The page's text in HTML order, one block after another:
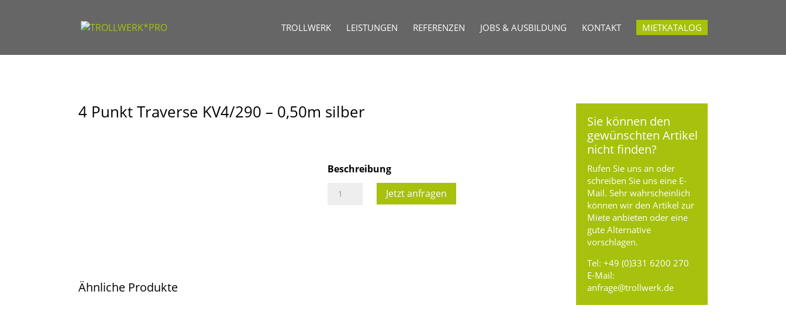
TROLLWERK LEISTUNGEN REFERENZEN JOBS & AUSBILDUNG KONTAKT MIETKATALOG
4 Punkt Traverse KV4/290 – 0,50m silber
Beschreibung
Jetzt anfragen
Ähnliche Produkte
Sie können den
gewünschten Artikel
nicht finden?
Rufen Sie uns an oder
schreiben Sie uns eine E-
Mail. Sehr wahrscheinlich
können wir den Artikel zur
Miete anbieten oder eine
gute Alternative
vorschlagen.
Tel:+49 (0)331 6200 270
E-Mail:
anfrage@trollwerk.de